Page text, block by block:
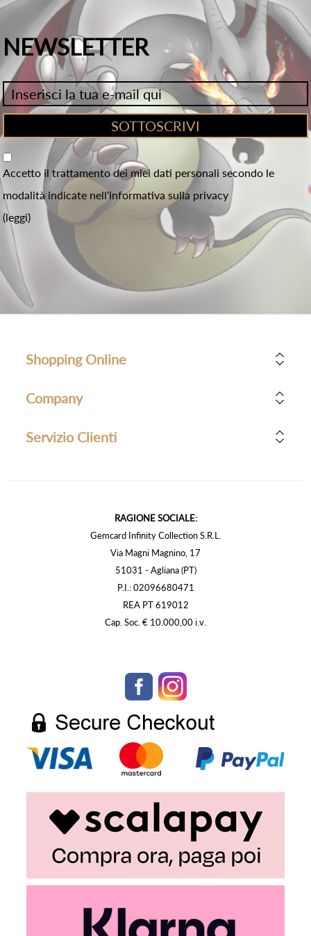
NEWSLETTER
Accetto il trattamento dei miei dati personali secondo le
modalità indicate nell'informativa sulla privacy
(leggi)
Shopping Online
Company
Servizio Clienti
RAGIONE SOCIALE:
Gemcard Infinity Collection S.R.L.
Via Magni Magnino, 17
51031 - Agliana (PT)
P.I.: 02096680471
REA PT 619012
Cap. Soc. € 10.000,00 i.v.